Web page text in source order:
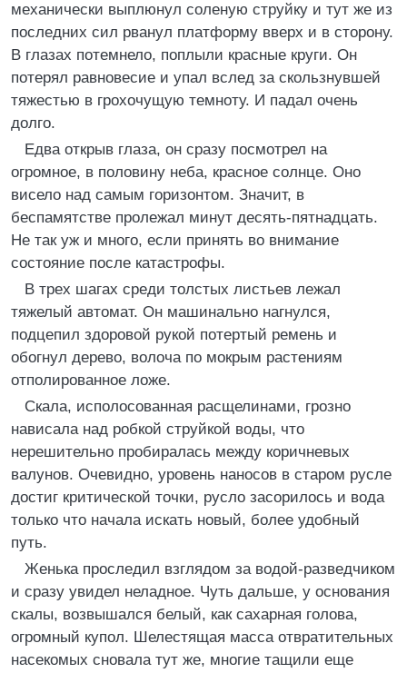
механически выплюнул соленую струйку и тут же из
последних сил рванул платформу вверх и в сторону.
В глазах потемнело, поплыли красные круги. Он
потерял равновесие и упал вслед за скользнувшей
тяжестью в грохочущую темноту. И падал очень
долго.
Едва открыв глаза, он сразу посмотрел на
огромное, в половину неба, красное солнце. Оно
висело над самым горизонтом. Значит, в
беспамятстве пролежал минут десять-пятнадцать.
Не так уж и много, если принять во внимание
состояние после катастрофы.
В трех шагах среди толстых листьев лежал
тяжелый автомат. Он машинально нагнулся,
подцепил здоровой рукой потертый ремень и
обогнул дерево, волоча по мокрым растениям
отполированное ложе.
Скала, исполосованная расщелинами, грозно
нависала над робкой струйкой воды, что
нерешительно пробиралась между коричневых
валунов. Очевидно, уровень наносов в старом русле
достиг критической точки, русло засорилось и вода
только что начала искать новый, более удобный
путь.
Женька проследил взглядом за водой-разведчиком
и сразу увидел неладное. Чуть дальше, у основания
скалы, возвышался белый, как сахарная голова,
огромный купол. Шелестящая масса отвратительных
насекомых сновала тут же, многие тащили еще